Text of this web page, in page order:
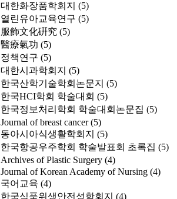
대한화장품학회지 (5)
열린유아교육연구 (5)
服飾文化硏究 (5)
醫療氣功 (5)
정책연구 (5)
대한시과학회지 (5)
한국산학기술학회논문지 (5)
한국HCI학회 학술대회 (5)
한국정보처리학회 학술대회논문집 (5)
Journal of breast cancer (5)
동아시아식생활학회지 (5)
한국항공우주학회 학술발표회 초록집 (5)
Archives of Plastic Surgery (4)
Journal of Korean Academy of Nursing (4)
국어교육 (4)
한국식품위생안전성학회지 (4)